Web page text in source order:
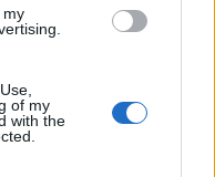
my
of my
with the
és Harry herceg?
minden múlhat
wimbledoni